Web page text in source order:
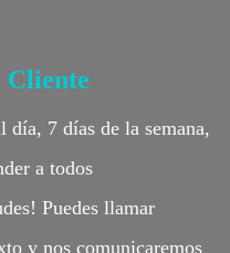
Cliente
día, 7 días de la semana,
a todos
Puedes llamar
y nos comunicaremos